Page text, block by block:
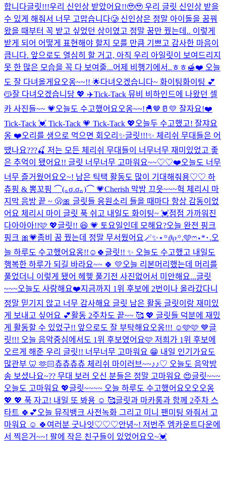
합니다글릿!!!우리 신인상 받았어요!!🥹🥹 우리 글릿 신인상 받을
수 있게 해줘서 너무 고맙습니다🥲 신인상은 정말 아이돌을 꿈꿔
왔을 때부터 꼭 받고 싶었던 상이였고 정말 꿈만 꿨는데.. 이렇게
받게 되어 어떻게 표현해야 할지 모를 만큼 기쁘고 감사한 마음이
큽니다. 앞으로도 열심히 할 거고, 아직 우리 아일릿이 보여드리지
못 한 많은 모습을 꼭 다 보여줄...어제 비행기에서..ㅎㅎ🍯❤️ 오늘
도 잘 다녀올게요오옹~~!! 🌟다녀오겠습니다~ 화이팅화이팅 💕
😽잘 다녀오겠습니당 💖 ✈️Tick-Tack 뮤비 비하인드에 나왔던 셀
카 사진들~~ 💗 오늘도 수고했어요오옹~~!🐣🤎🥛💛 잘자요!❤️
Tick-Tack 💓 Tick-Tack 💗 Tick-Tack 💖 오늘두 수고했고! 잘쟈요
옹 ❤️오리를 생으로 먹으면 회오리 ✨글릿!!!✨ 체리쉬 무대들은 어
땠나요???🍒 저는 모든 체리쉬 무대들이 너무너무 재미있었고 좋
은 추억이 됐어요!! 글릿 너무너무 고마워요~~♡♡❤️오늘도 너무
너무 즐거웠어요오~! 남은 틱택 활동도 많이 기대해줘용♡♡ 하
츄핑 & 뽕꼬핑 ⌒(｡σ.σ｡)⌒ 💗Cherish 막방 끄읏~~~헉 체리시 마
지막 음방 끝 ~ 🫢🎀 글릿들 응원소리 들을 때마다 항상 감동이었
어요 체리시 마이 글릿 푹 쉬고 내일도 화이팅~ 💓점점 가까워진
다아아아!!🩷 💖글릿!! 😆 💗 토요일인데 모해요?오늘 완전 핑크
핑크 🎀💗좀비 꿈 꿨는데 정말 무서웠어요 🪄︎︎✨⋆꙳𝜗𝜚꙳.‬️🩵ෆ‪⋆*･.오
늘 하루도 수고했어요옹!!☺️🍀글릿!! ✨ 오늘도 수고했고 내일도
행복한 하루가 되길 바라요~~ 🍀 💛 오늘 리본머리했는데 머리를
풀었더니 이렇게 됐어 헤헿 풀기전 사진없어서 미안해요...글릿
~~~오늘도 사랑해요❤️지금까지 1위 후보에 2번이나 올라갔다니
정말 믿기지 않고 너무 감사해요 글릿 남은 활동 글릿이랑 재미있
게 보내고 싶어요 💕활동 2주차도 끝~~ 🥰 💖 글릿들 덕분에 재밌
게 활동할 수 있었구!! 앞으로도 잘 부탁해요오옹!!! ☺️🩵🩷 💙글
릿!!! 오늘 음악중심에서도 1위 후보였어요🩷 저희가 1위 후보에
오르게 해준 우리 글릿!! 너무너무 고마워요 😁 내일 인기가요도
많관부 🦷 🫶🏻츄츄츄츄 체리쉬 마이러브~~♪♪♡ 오늘도 음악방
송 보셨나요~?? 무대 보러 오신 분들은 정말 고마워요 😍글릿~~~
오늘도 고마워요 💖글릿~~~~ 오늘 하루도 수고했어요오오오옹
💖 💖 푹 자고! 내일 또 봐용 ☺️ 🥰글릿과 마카롱과 함께 2주차 스
타트 🍀💕 오늘 뮤직뱅크 사전녹화 그리고 미니 팬미팅 와줘서 고
마워요 ☺️ 🍀 여러분 굿나잇♡♡♡안녕~! 저번주 엠카운트다운에
서 찍은거~~! 팔에 작은 친구들이 있었어요오~💓